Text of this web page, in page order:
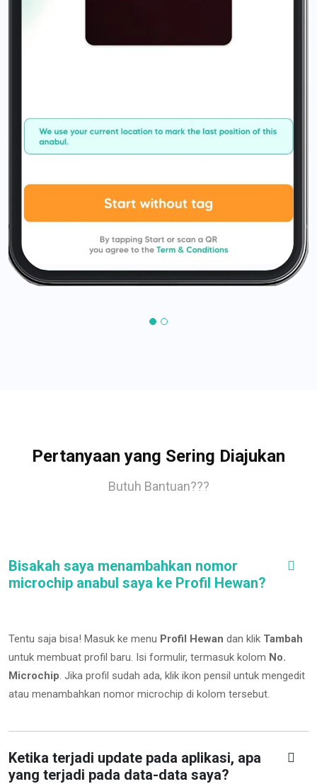
Pertanyaan yang Sering Diajukan
Butuh Bantuan???
Bisakah saya menambahkan nomor
microchip anabul saya ke Profil Hewan?
Tentu saja bisa! Masuk ke menu Profil Hewan dan klik Tambah
untuk membuat profil baru. Isi formulir, termasuk kolom No.
Microchip. Jika profil sudah ada, klik ikon pensil untuk mengedit
atau menambahkan nomor microchip di kolom tersebut.
Ketika terjadi update pada aplikasi, apa
yang terjadi pada data-data saya?